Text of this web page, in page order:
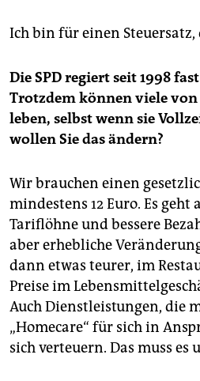
Ich bin für einen Steuersatz,
Die SPD regiert seit 1998
Trotzdem können viele
leben, selbst wenn sie
wollen Sie das ändern?
Wir brauchen einen
mindestens 12 Euro. Es geht
Tariflöhne und bessere
aber erhebliche
dann etwas teurer, im
Preise im
Auch Dienstleistungen, die
„Homecare“ für sich in
sich verteuern. Das muss es